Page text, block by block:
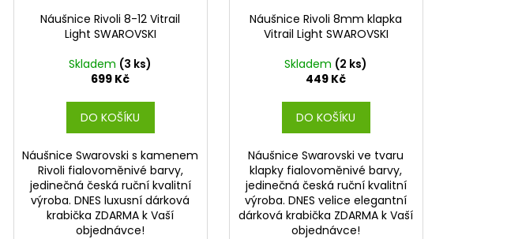
Náušnice Rivoli 8-12 Vitrail
Light SWAROVSKI
Skladem (3 ks)
699 Kč
DO KOŠÍKU
Náušnice Swarovski s kamenem
Rivoli fialovoměnivé barvy,
jedinečná česká ruční kvalitní
výroba. DNES luxusní dárková
krabička ZDARMA k Vaší
objednávce!
Náušnice Rivoli 8mm klapka
Vitrail Light SWAROVSKI
Skladem (2 ks)
449 Kč
DO KOŠÍKU
Náušnice Swarovski ve tvaru
klapky fialovoměnivé barvy,
jedinečná česká ruční kvalitní
výroba. DNES velice elegantní
dárková krabička ZDARMA k Vaší
objednávce!